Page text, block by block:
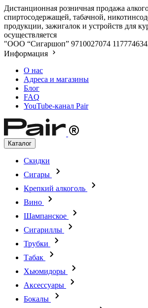
Дистанционная розничная продажа
спиртосодержащей, табачной,
продукции, зажигалок и устройств для
осуществляется
"ООО “Сигаршоп” 9710027074
Информация
О нас
Адреса и магазины
Блог
FAQ
YouTube-канал Pair
Каталог
Скидки
Сигары
Крепкий алкоголь
Вино
Шампанское
Сигариллы
Трубки
Табак
Хьюмидоры
Аксессуары
Бокалы